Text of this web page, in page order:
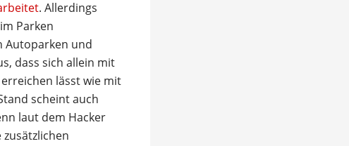
. Allerdings
Parken
Autoparken und
dass sich allein mit
lässt wie mit
scheint auch
laut dem Hacker